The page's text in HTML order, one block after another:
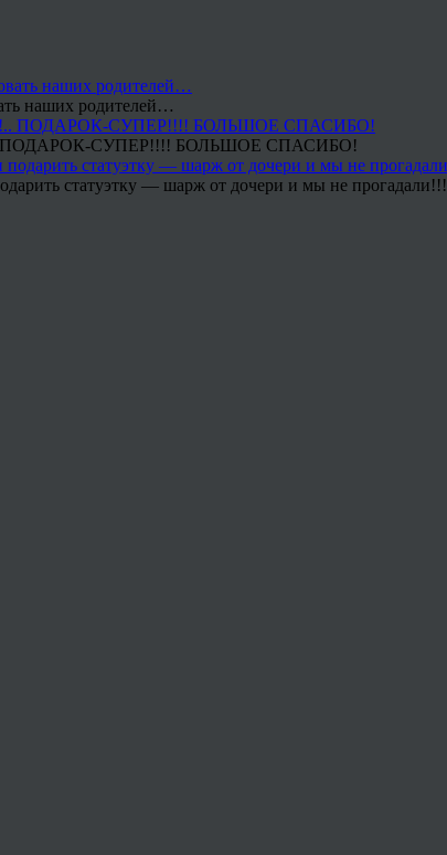
наших родителей…
СУПЕР!!!! БОЛЬШОЕ СПАСИБО!
статуэтку — шарж от дочери и мы не прогадали!!!